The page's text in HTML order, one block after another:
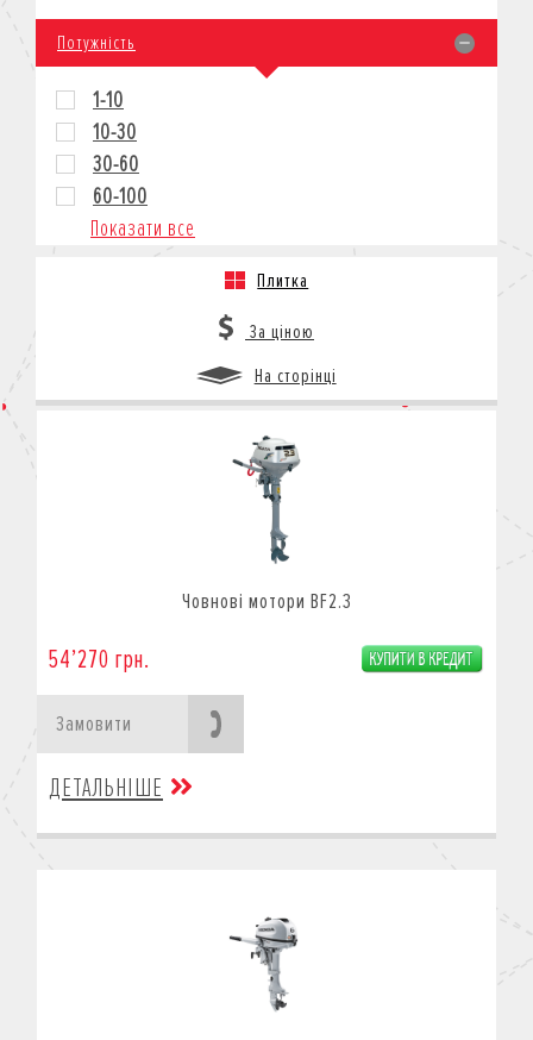
СТРАХУВАННЯ
КОРПОРАТИВНИМ КЛІЄНТАМ
Потужність
1-10
10-30
30-60
60-100
Показати все
Плитка
За ціною
На сторінці
Човнові мотори BF2.3
54’270 грн.
Замовити
ДЕТАЛЬНІШЕ